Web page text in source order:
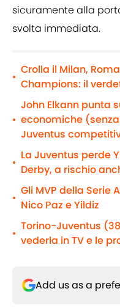
sicuramente alla
svolta immediata.
•
Crolla il Milan,
Champions: il
•
John Elkann punta
economiche
Juventus
•
La Juventus perde
Derby, a rischio
•
Gli MVP della Serie
Nico Paz e Yildiz
•
Torino-Juventus
vederla in TV e le
Add us as a